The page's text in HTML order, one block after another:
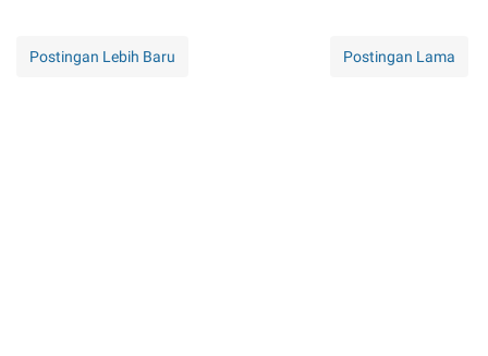
Postingan Lebih Baru Postingan Lama